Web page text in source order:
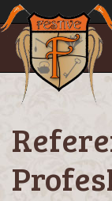
Přeskočit
k
obsahu